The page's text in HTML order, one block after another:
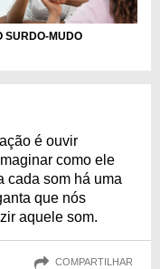
SURDO-MUDO
é ouvir
como ele
cada som há uma
que nós
aquele som.
COMPARTILHAR